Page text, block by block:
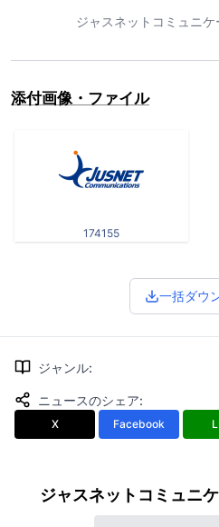
ジャスネットコミュニ
添付画像・ファイル
174155
一括ダウ
ジャンル:
ニュースのシェア:
X Facebook
ジャスネットコミュニ